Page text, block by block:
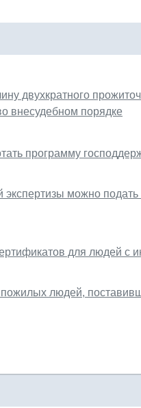
двухкратного
внесудебном порядке
программу
можно подать
для людей с
людей,